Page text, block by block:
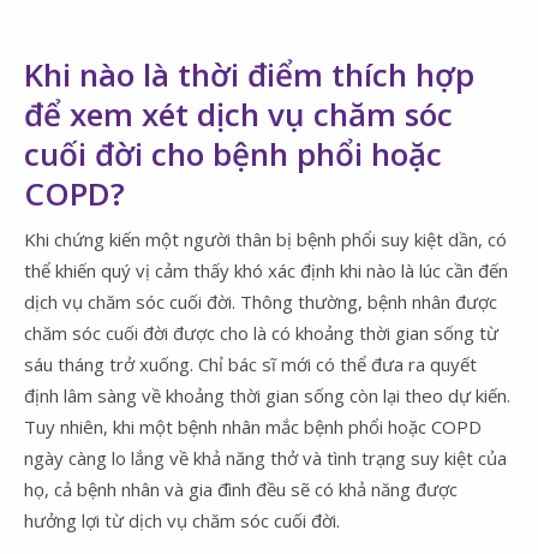
Khi nào là thời điểm thích hợp
để xem xét dịch vụ chăm sóc
cuối đời cho bệnh phổi hoặc
COPD?
Khi chứng kiến một người thân bị bệnh phổi suy kiệt dần, có
thể khiến quý vị cảm thấy khó xác định khi nào là lúc cần đến
dịch vụ chăm sóc cuối đời. Thông thường, bệnh nhân được
chăm sóc cuối đời được cho là có khoảng thời gian sống từ
sáu tháng trở xuống. Chỉ bác sĩ mới có thể đưa ra quyết
định lâm sàng về khoảng thời gian sống còn lại theo dự kiến.
Tuy nhiên, khi một bệnh nhân mắc bệnh phổi hoặc COPD
ngày càng lo lắng về khả năng thở và tình trạng suy kiệt của
họ, cả bệnh nhân và gia đình đều sẽ có khả năng được
hưởng lợi từ dịch vụ chăm sóc cuối đời.